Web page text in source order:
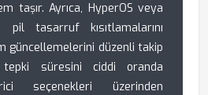
taşır. Ayrıca, HyperOS veya
pil tasarruf kısıtlamalarını
güncellemelerini düzenli takip
süresini ciddi oranda
seçenekleri üzerinden